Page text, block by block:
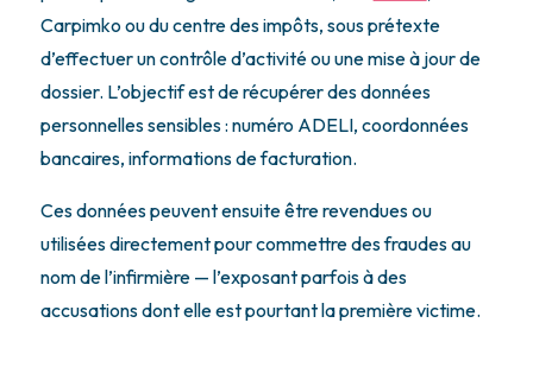
Carpimko ou du centre des impôts, sous prétexte
d’effectuer un contrôle d’activité ou une mise à jour de
dossier. L’objectif est de récupérer des données
personnelles sensibles : numéro ADELI, coordonnées
bancaires, informations de facturation.
Ces données peuvent ensuite être revendues ou
utilisées directement pour commettre des fraudes au
nom de l’infirmière — l’exposant parfois à des
accusations dont elle est pourtant la première victime.